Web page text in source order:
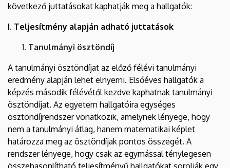
következő juttatásokat kaphatják meg a hallgatók:
I. Teljesítmény alapján adható juttatások
Tanulmányi ösztöndíj
A tanulmányi ösztöndíjat az előző félévi tanulmányi
eredmény alapján lehet elnyerni. Elsőéves hallgatók a
képzés második félévétől kezdve kaphatnak tanulmányi
ösztöndíjat. Az egyetem hallgatóira egységes
ösztöndíjrendszer vonatkozik, amelynek lényege, hogy
nem a tanulmányi átlag, hanem matematikai képlet
határozza meg az ösztöndíjak pontos összegét. A
rendszer lényege, hogy csak az egymással ténylegesen
összehasonlítható teljesítményű hallgatókat sorolják egy